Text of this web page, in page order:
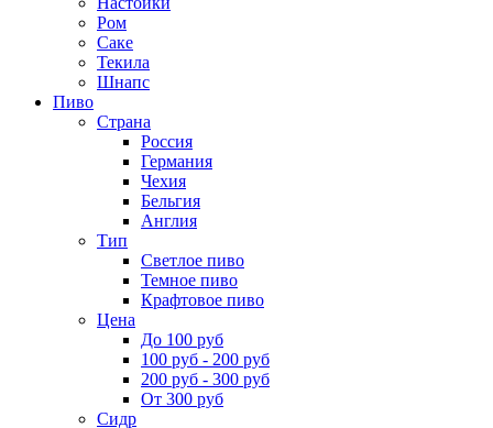
Ром
Саке
Текила
Шнапс
Пиво
Страна
Россия
Германия
Чехия
Бельгия
Англия
Тип
Светлое пиво
Темное пиво
Крафтовое пиво
Цена
До 100 руб
100 руб - 200 руб
200 руб - 300 руб
От 300 руб
Сидр